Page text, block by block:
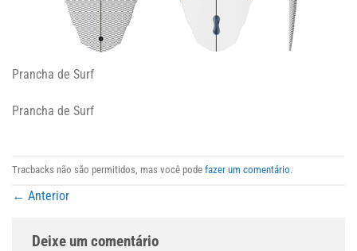
Prancha de Surf
Prancha de Surf
Tracbacks não são permitidos, mas você pode fazer um comentário.
← Anterior
Deixe um comentário